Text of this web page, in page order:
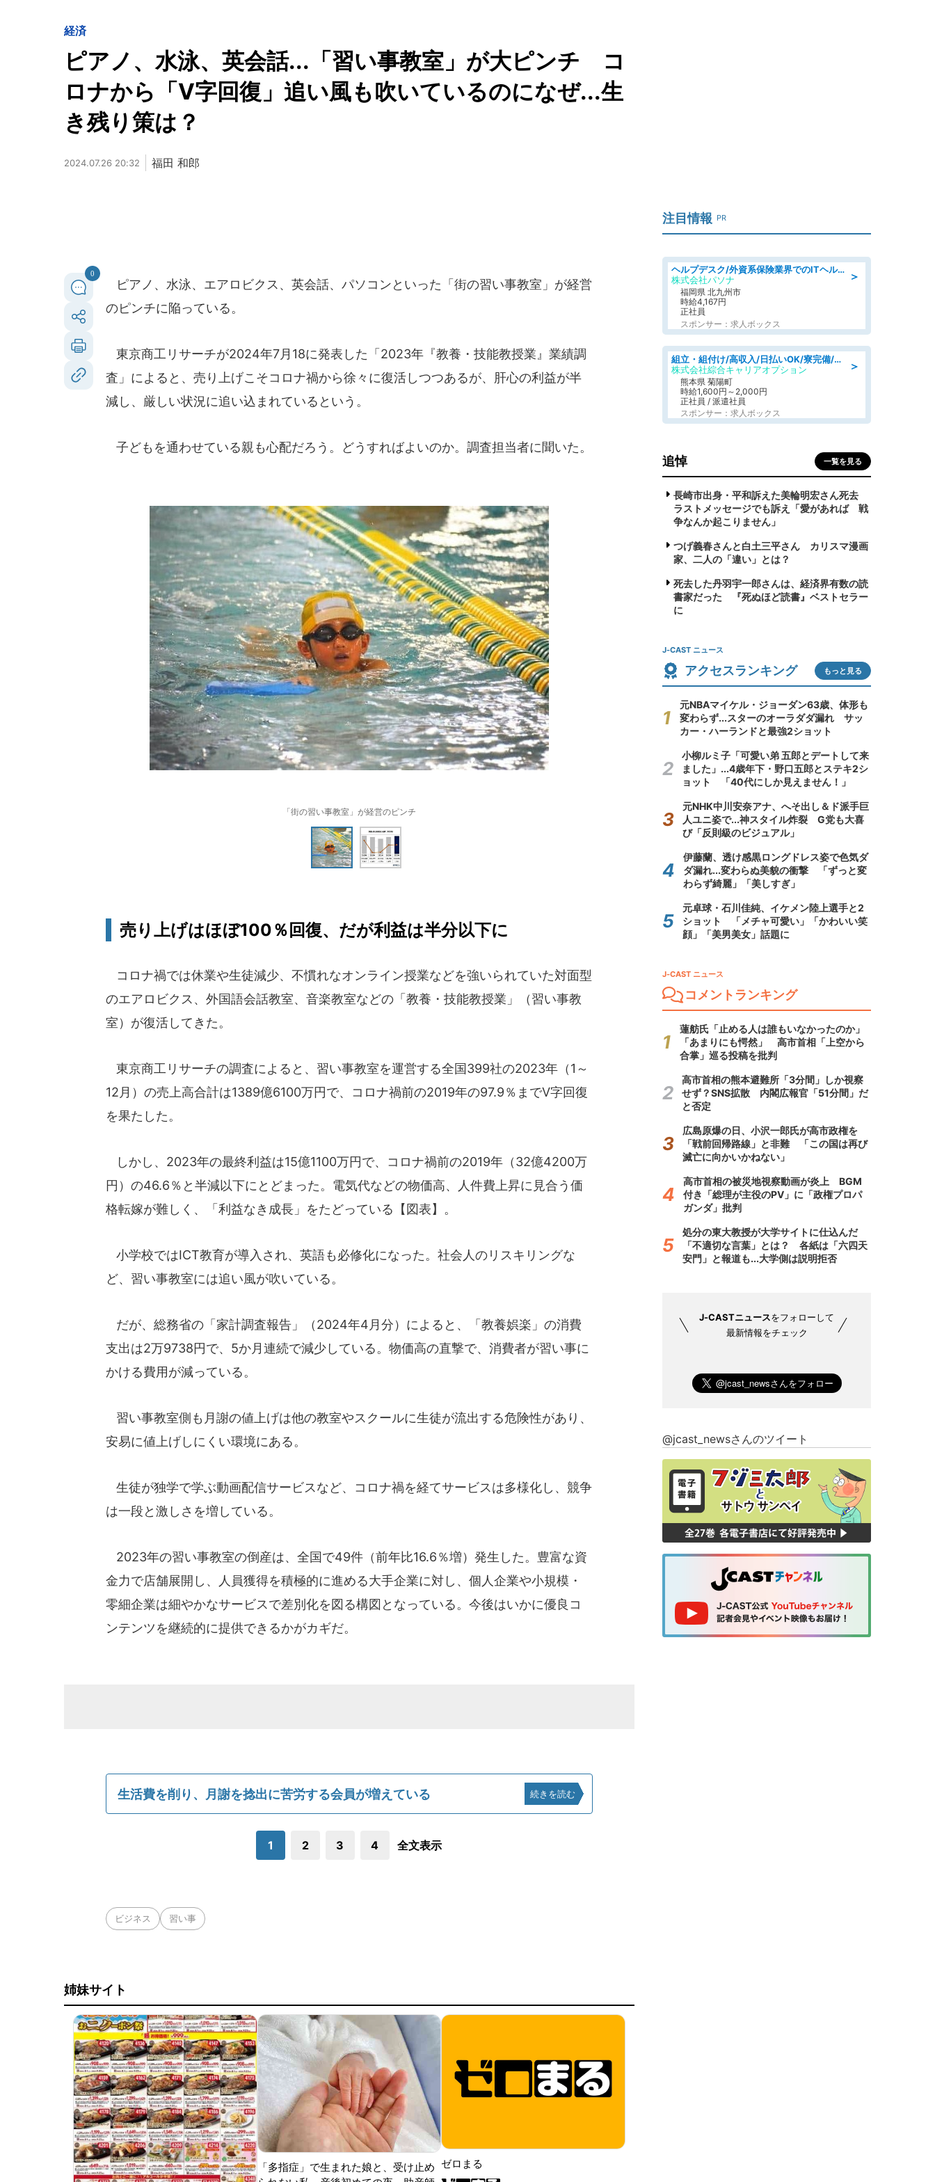
経済
ピアノ、水泳、英会話...「習い事教室」が大ピンチ コ
ロナから「V字回復」追い風も吹いているのになぜ...生
き残り策は？
2024.07.26 20:32 福田 和郎
0
ピアノ、水泳、エアロビクス、英会話、パソコンといった「街の習い事教室」が経営
のピンチに陥っている。
東京商工リサーチが2024年7月18に発表した「2023年『教養・技能教授業』業績調
査」によると、売り上げこそコロナ禍から徐々に復活しつつあるが、肝心の利益が半
減し、厳しい状況に追い込まれているという。
子どもを通わせている親も心配だろう。どうすればよいのか。調査担当者に聞いた。
「街の習い事教室」が経営のピンチ
売り上げはほぼ100％回復、だが利益は半分以下に
コロナ禍では休業や生徒減少、不慣れなオンライン授業などを強いられていた対面型
のエアロビクス、外国語会話教室、音楽教室などの「教養・技能教授業」（習い事教
室）が復活してきた。
東京商工リサーチの調査によると、習い事教室を運営する全国399社の2023年（1～
12月）の売上高合計は1389億6100万円で、コロナ禍前の2019年の97.9％までV字回復
を果たした。
しかし、2023年の最終利益は15億1100万円で、コロナ禍前の2019年（32億4200万
円）の46.6％と半減以下にとどまった。電気代などの物価高、人件費上昇に見合う価
格転嫁が難しく、「利益なき成長」をたどっている【図表】。
小学校ではICT教育が導入され、英語も必修化になった。社会人のリスキリングな
ど、習い事教室には追い風が吹いている。
だが、総務省の「家計調査報告」（2024年4月分）によると、「教養娯楽」の消費
支出は2万9738円で、5か月連続で減少している。物価高の直撃で、消費者が習い事に
かける費用が減っている。
習い事教室側も月謝の値上げは他の教室やスクールに生徒が流出する危険性があり、
安易に値上げしにくい環境にある。
生徒が独学で学ぶ動画配信サービスなど、コロナ禍を経てサービスは多様化し、競争
は一段と激しさを増している。
2023年の習い事教室の倒産は、全国で49件（前年比16.6％増）発生した。豊富な資
金力で店舗展開し、人員獲得を積極的に進める大手企業に対し、個人企業や小規模・
零細企業は細やかなサービスで差別化を図る構図となっている。今後はいかに優良コ
ンテンツを継続的に提供できるかがカギだ。
生活費を削り、月謝を捻出に苦労する会員が増えている 続きを読む
1 2 3 4 全文表示
ビジネス 習い事
姉妹サイト
「多指症」で生まれた娘と、受け止め ゼロまる
注目情報 PR
＞
ヘルプデスク/外資系保険業界でのITヘルプデスク業務/駅近/即日勤務可/ヘルプデスク
株式会社パソナ
福岡県 北九州市
時給4,167円
正社員
スポンサー：求人ボックス
＞
組立・組付け/高収入/日払いOK/寮完備/交替制/20・30・40代活躍中
株式会社綜合キャリアオプション
熊本県 菊陽町
時給1,600円～2,000円
正社員 / 派遣社員
スポンサー：求人ボックス
追悼 一覧を見る
長崎市出身・平和訴えた美輪明宏さん死去
ラストメッセージでも訴え「愛があれば 戦
争なんか起こりません」
つげ義春さんと白土三平さん カリスマ漫画
家、二人の「違い」とは？
死去した丹羽宇一郎さんは、経済界有数の読
書家だった 『死ぬほど読書』ベストセラー
に
J-CAST ニュース
アクセスランキング もっと見る
元NBAマイケル・ジョーダン63歳、体形も
変わらず...スターのオーラダダ漏れ サッ
カー・ハーランドと最強2ショット
小柳ルミ子「可愛い弟 五郎とデートして来
ました」...4歳年下・野口五郎とステキ2シ
ョット 「40代にしか見えません！」
元NHK中川安奈アナ、へそ出し＆ド派手巨
人ユニ姿で...神スタイル炸裂 G党も大喜
び「反則級のビジュアル」
伊藤蘭、透け感黒ロングドレス姿で色気ダ
ダ漏れ...変わらぬ美貌の衝撃 「ずっと変
わらず綺麗」「美しすぎ」
元卓球・石川佳純、イケメン陸上選手と2
ショット 「メチャ可愛い」「かわいい笑
顔」「美男美女」話題に
J-CAST ニュース
コメントランキング
蓮舫氏「止める人は誰もいなかったのか」
「あまりにも愕然」 高市首相「上空から
合掌」巡る投稿を批判
高市首相の熊本避難所「3分間」しか視察
せず？SNS拡散 内閣広報官「51分間」だ
と否定
広島原爆の日、小沢一郎氏が高市政権を
「戦前回帰路線」と非難 「この国は再び
滅亡に向かいかねない」
高市首相の被災地視察動画が炎上 BGM
付き「総理が主役のPV」に「政権プロパ
ガンダ」批判
処分の東大教授が大学サイトに仕込んだ
「不適切な言葉」とは？ 各紙は「六四天
安門」と報道も...大学側は説明拒否
J-CASTニュースをフォローして
最新情報をチェック
@jcast_newsさんのツイート